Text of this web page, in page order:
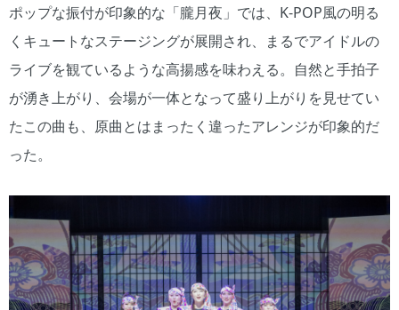
ポップな振付が印象的な「朧月夜」では、K-POP風の明る
くキュートなステージングが展開され、まるでアイドルの
ライブを観ているような高揚感を味わえる。自然と手拍子
が湧き上がり、会場が一体となって盛り上がりを見せてい
たこの曲も、原曲とはまったく違ったアレンジが印象的だ
った。